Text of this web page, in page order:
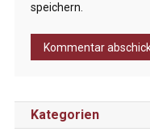
speichern.
Kategorien